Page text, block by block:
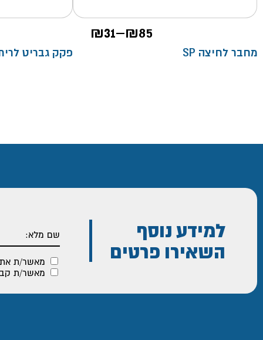
₪31–₪85
מחירים:
מחבר לחיצה SP פקק גבריט לריתוך-
למידע נוסף
השאירו פרטים
מאשר/ת
מאשר/ת